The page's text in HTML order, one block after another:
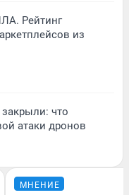
Рейтинг
из
что
атаки дронов
МНЕНИЕ